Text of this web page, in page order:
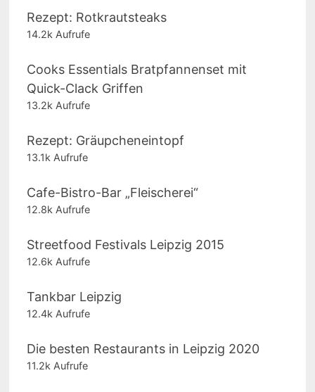
Rezept: Rotkrautsteaks
14.2k Aufrufe
Cooks Essentials Bratpfannenset mit
Quick-Clack Griffen
13.2k Aufrufe
Rezept: Gräupcheneintopf
13.1k Aufrufe
Cafe-Bistro-Bar „Fleischerei“
12.8k Aufrufe
Streetfood Festivals Leipzig 2015
12.6k Aufrufe
Tankbar Leipzig
12.4k Aufrufe
Die besten Restaurants in Leipzig 2020
11.2k Aufrufe